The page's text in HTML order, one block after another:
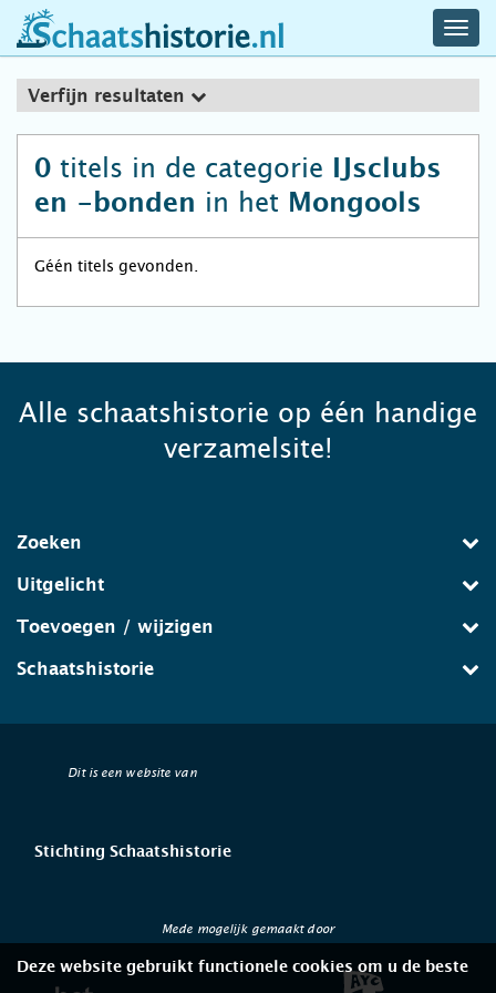
schaatshistorie.nl
Verfijn resultaten
0 titels in de categorie
IJsclubs
en -bonden in het Mongools
Géén titels gevonden.
Alle schaatshistorie op één handige
verzamelsite!
Zoeken
Uitgelicht
Toevoegen / wijzigen
Schaatshistorie
Dit is een website van
Stichting Schaatshistorie
Mede mogelijk gemaakt door
Deze website gebruikt functionele cookies om u de beste